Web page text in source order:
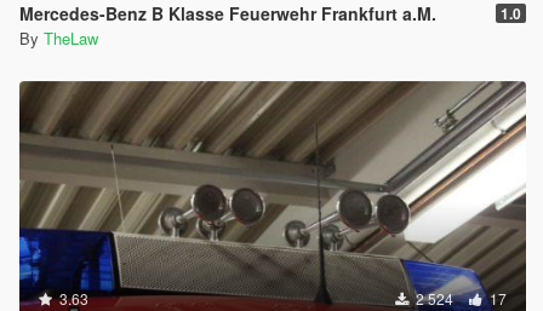
Mercedes-Benz B Klasse Feuerwehr Frankfurt a.M. 1.0
By TheLaw
3.63 2 524 17